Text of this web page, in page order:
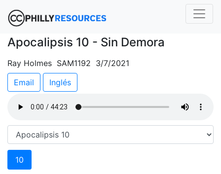
Apocalipsis 10 - Sin Demora
Ray Holmes SAM1192 3/7/2021
Email
Inglés
10